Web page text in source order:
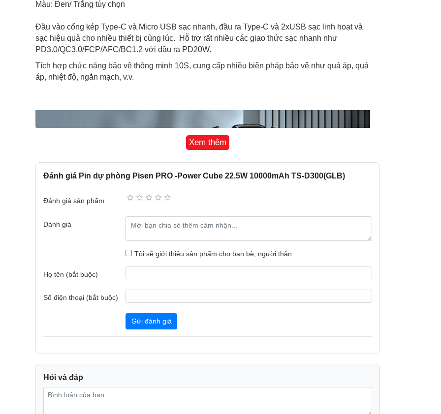
Màu: Đen/ Trắng tùy chọn
Đầu vào cổng kép Type-C và Micro USB sạc nhanh, đầu ra Type-C và 2xUSB sạc linh hoạt và
sạc hiệu quả cho nhiều thiết bị cùng lúc. Hỗ trợ rất nhiều các giao thức sạc nhanh như
PD3.0/QC3.0/FCP/AFC/BC1.2 với đầu ra PD20W.
Tích hợp chức năng bảo vệ thông minh 10S, cung cấp nhiều biện pháp bảo vệ như quá áp, quá
áp, nhiệt độ, ngắn mạch, v.v.
Tên sản phẩm: Sạc dự phòng PISEN PRO Power Cube 22.5W 10000mAh
Mã sản phẩm: TS-D300 (GLB)
Dung lượng pin: 10500mAh(Typical)38.85Wh; 10300mAh(Rated)38.11Wh
Chu kỳ sạc: 1000 lần (Tương tự lõi pin Apple, gấp 3 lần lõi pin thông thường )
Đầu ra:USB-C: 5V-3A, 9V-2.22A, 12V-1.5A, USB-A: 5V-4A, 5V-3A, 4.5V-5A, 9V-2A, 12V-1.5A
Đầu vào: Type-C: 5V-3A, 9V-2A, 12V-1.5A
Xem thêm
Đánh giá Pin dự phòng Pisen PRO -Power Cube 22.5W 10000mAh TS-D300(GLB)
Đánh giá sản phẩm
Đánh giá
Tôi sẽ giới thiệu sản phẩm cho bạn bè, người thân
Họ tên (bắt buộc)
Số điện thoại (bắt buộc)
Gửi đánh giá
Hỏi và đáp